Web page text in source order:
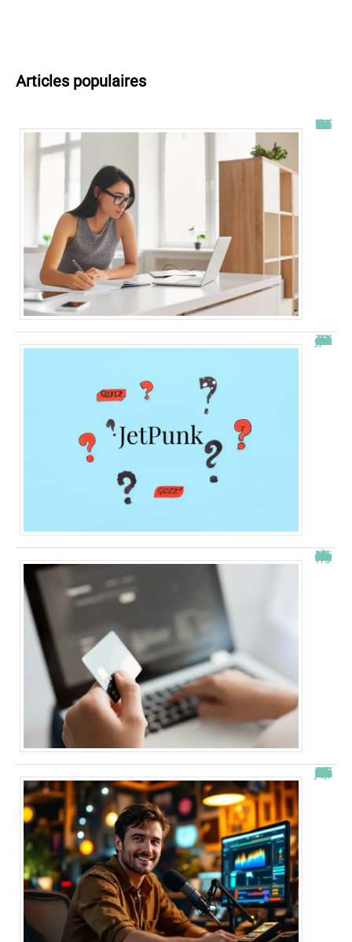
Articles populaires
Tout savoir sur l’ENT UT2J
JetPunk : le meilleur site de quiz et de jeux !
À quelle heure les virements bancaires passent Crédit Agricole ?
“Alexis Morel, journaliste : Qui est le fils de Apolline de Malherbe ?”